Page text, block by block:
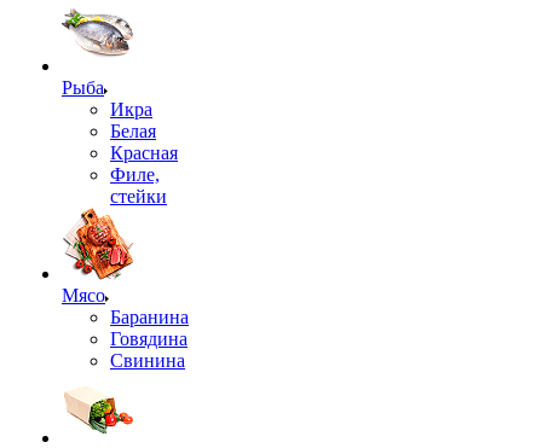
Рыба
Икра
Белая
Красная
Филе,
стейки
Мясо
Баранина
Говядина
Свинина